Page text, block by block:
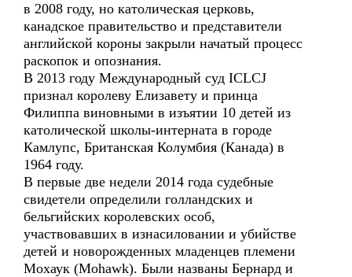
в 2008 году, но католическая церковь,
канадское правительство и представители
английской короны закрыли начатый процесс
раскопок и опознания.
В 2013 году Международный суд ICLCJ
признал королеву Елизавету и принца
Филиппа виновными в изъятии 10 детей из
католической школы-интерната в городе
Камлупс, Британская Колумбия (Канада) в
1964 году.
В первые две недели 2014 года судебные
свидетели определили голландских и
бельгийских королевских особ,
участвовавших в изнасиловании и убийстве
детей и новорожденных младенцев племени
Мохаук (Mohawk). Были названы Бернард и